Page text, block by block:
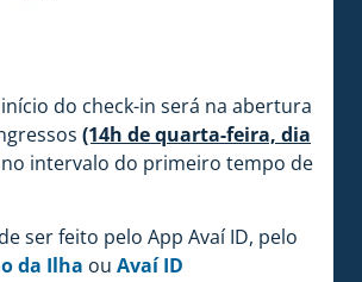
do check-in será na abertura
(14h de quarta-feira, dia
intervalo do primeiro tempo de
ser feito pelo App Avaí ID, pelo
da Ilha ou Avaí ID